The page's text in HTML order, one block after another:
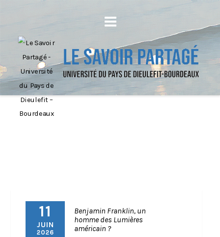
11
JUIN
2026
Benjamin Franklin, un
homme des Lumières
américain ?